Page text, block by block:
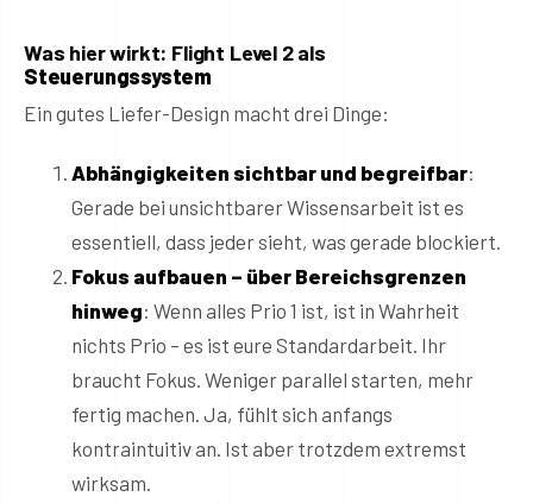
Was hier wirkt: Flight Level 2 als
Steuerungssystem
Ein gutes Liefer-Design macht drei Dinge:
Abhängigkeiten sichtbar und begreifbar:
Gerade bei unsichtbarer Wissensarbeit ist es
essentiell, dass jeder sieht, was gerade blockiert.
Fokus aufbauen – über Bereichsgrenzen
hinweg: Wenn alles Prio 1 ist, ist in Wahrheit
nichts Prio – es ist eure Standardarbeit. Ihr
braucht Fokus. Weniger parallel starten, mehr
fertig machen. Ja, fühlt sich anfangs
kontraintuitiv an. Ist aber trotzdem extremst
wirksam.